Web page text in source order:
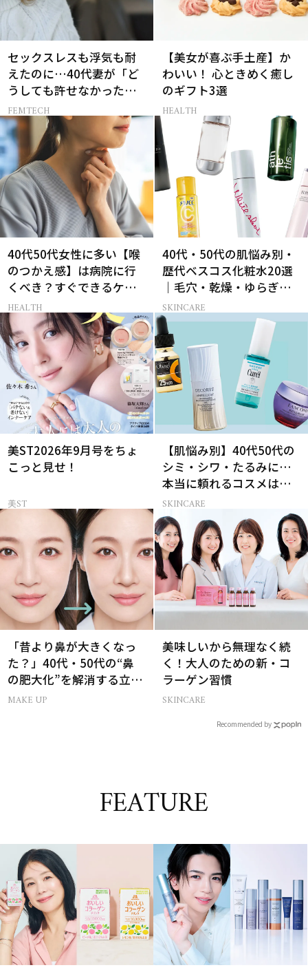
セックスレスも浮気も耐
えたのに…40代妻が「ど
うしても許せなかった」
夫の一言
FEMTECH
【美女が喜ぶ手土産】か
わいい！ 心ときめく癒し
のギフト3選
HEALTH
40代50代女性に多い【喉
のつかえ感】は病院に行
くべき？すぐできるケア5
選も！
HEALTH
40代・50代の肌悩み別・
歴代ベスコス化粧水20選
｜毛穴・乾燥・ゆらぎな
ど
SKINCARE
美ST2026年9月号をちょ
こっと見せ！
美ST
【肌悩み別】40代50代の
シミ・シワ・たるみに…
本当に頼れるコスメは？
ベスコス受賞スキンケア
21選
SKINCARE
「昔より鼻が大きくなっ
た？」40代・50代の“鼻
の肥大化”を解消する立体
小鼻メイク
MAKE UP
美味しいから無理なく続
く！大人のための新・コ
ラーゲン習慣
SKINCARE
Recommended by
FEATURE